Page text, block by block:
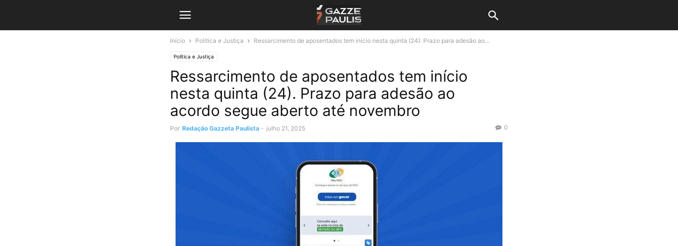
Início Política e Justiça Ressarcimento de aposentados tem início nesta quinta (24). Prazo para adesão ao...
Política e Justiça
Ressarcimento de aposentados tem início
nesta quinta (24). Prazo para adesão ao
acordo segue aberto até novembro
Por Redação Gazzeta Paulista - julho 21, 2025 0